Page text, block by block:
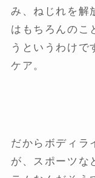
み、ねじれを解
はもちろんのこ
うというわけで
ケア。
だからボディラ
が、スポーツな